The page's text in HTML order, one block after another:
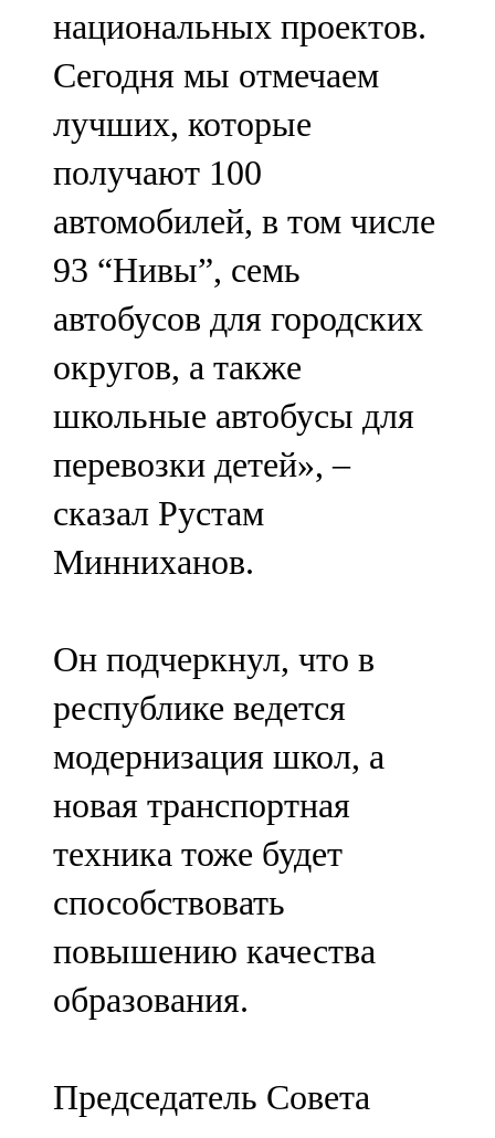
национальных проектов.
Сегодня мы отмечаем
лучших, которые
получают 100
автомобилей, в том числе
93 “Нивы”, семь
автобусов для городских
округов, а также
школьные автобусы для
перевозки детей», –
сказал Рустам
Минниханов.
Он подчеркнул, что в
республике ведется
модернизация школ, а
новая транспортная
техника тоже будет
способствовать
повышению качества
образования.
Председатель Совета